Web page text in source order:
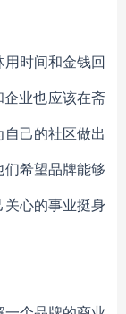
时间和金钱回
业也应该在斋
己的社区做出
希望品牌能够
心的事业挺身